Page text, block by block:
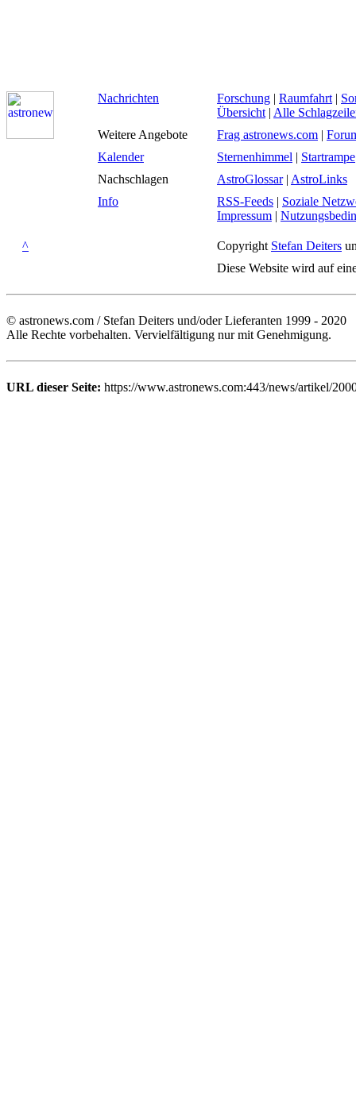
Nachrichten Forschung | Raumfahrt |
Übersicht | Alle
Weitere Angebote
Frag astronews.com |
Kalender
Sternenhimmel | Startrampe
Nachschlagen
AstroGlossar| AstroLinks
Info
RSS-Feeds | Soziale
Impressum |
^ Copyright Stefan Deiters
Diese Website wird auf
© astronews.com / Stefan Deiters und/oder Lieferanten 1999 - 2020
Alle Rechte vorbehalten. Vervielfältigung nur mit Genehmigung.
URL dieser Seite: https://www.astronews.com:443/news/artikel/